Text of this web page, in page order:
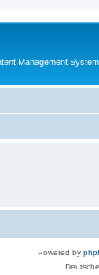
Management System
Powered by